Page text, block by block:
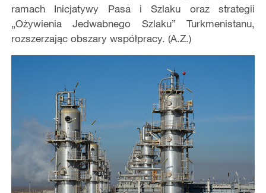
ramach Inicjatywy Pasa i Szlaku oraz strategii
„Ożywienia Jedwabnego Szlaku” Turkmenistanu,
rozszerzając obszary współpracy. (A.Z.)